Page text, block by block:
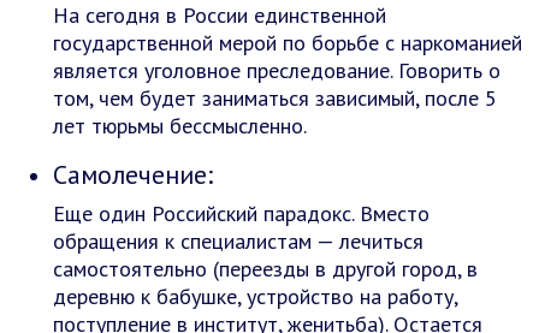
На сегодня в России единственной
государственной мерой по борьбе с наркоманией
является уголовное преследование. Говорить о
том, чем будет заниматься зависимый, после 5
лет тюрьмы бессмысленно.
Самолечение:
Еще один Российский парадокс. Вместо
обращения к специалистам — лечиться
самостоятельно (переезды в другой город, в
деревню к бабушке, устройство на работу,
поступление в институт, женитьба). Остается